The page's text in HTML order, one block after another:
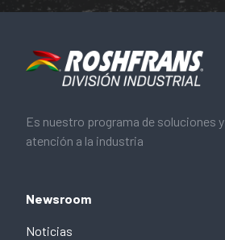
Es nuestro programa de soluciones y
atención a la industria
Newsroom
Noticias